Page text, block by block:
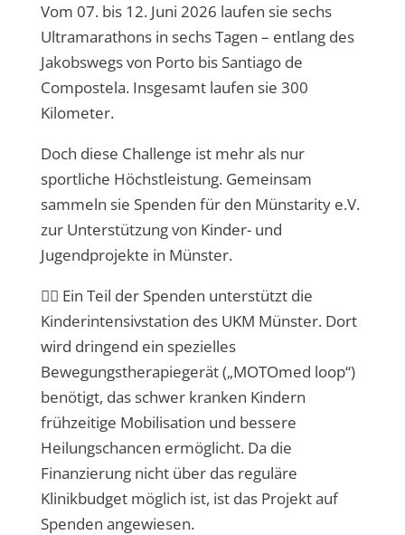
Vom 07. bis 12. Juni 2026 laufen sie sechs
Ultramarathons in sechs Tagen – entlang des
Jakobswegs von Porto bis Santiago de
Compostela. Insgesamt laufen sie 300
Kilometer.
Doch diese Challenge ist mehr als nur
sportliche Höchstleistung. Gemeinsam
sammeln sie Spenden für den Münstarity e.V.
zur Unterstützung von Kinder- und
Jugendprojekte in Münster.
👩‍⚕️ Ein Teil der Spenden unterstützt die
Kinderintensivstation des UKM Münster. Dort
wird dringend ein spezielles
Bewegungstherapiegerät („MOTOmed loop“)
benötigt, das schwer kranken Kindern
frühzeitige Mobilisation und bessere
Heilungschancen ermöglicht. Da die
Finanzierung nicht über das reguläre
Klinikbudget möglich ist, ist das Projekt auf
Spenden angewiesen.